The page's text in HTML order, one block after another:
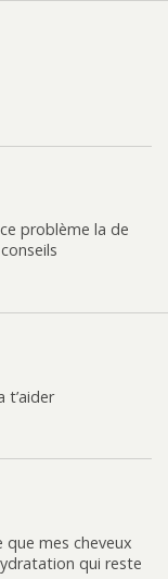
problème la de
t’aider
que mes cheveux
qui reste